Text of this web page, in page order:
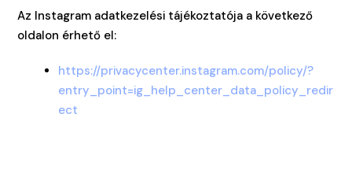
Az Instagram adatkezelési tájékoztatója a következő
oldalon érhető el:
https://privacycenter.instagram.com/policy/?
entry_point=ig_help_center_data_policy_redir
ect